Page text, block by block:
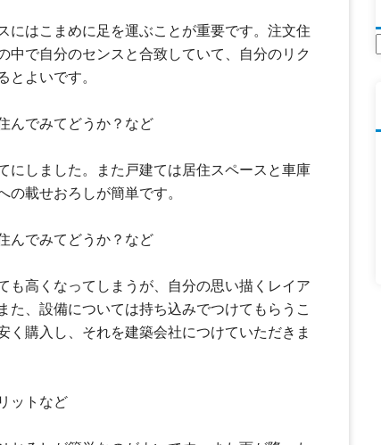
にはこまめに足を運ぶことが重要です。注文住
で自分のセンスと合致していて、自分のリク
よいです。
んでみてどうか？など
にしました。また戸建ては居住スペースと車庫
載せおろしが簡単です。
んでみてどうか？など
も高くなってしまうが、自分の思い描くレイア
た、設備については持ち込みでつけてもらうこ
購入し、それを建築会社につけていただきま
ットなど